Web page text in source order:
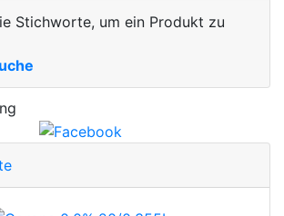
Stichworte, um ein Produkt zu